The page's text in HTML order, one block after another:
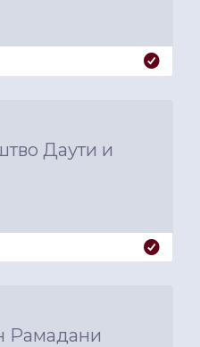
Даути и
Рамадани